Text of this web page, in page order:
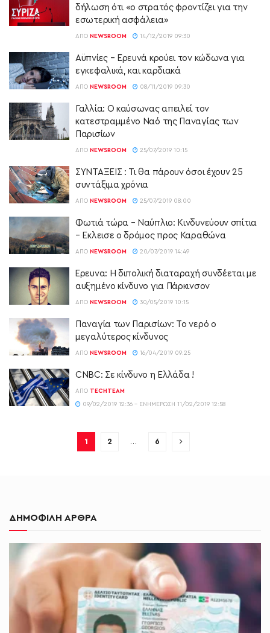
δήλωση ότι «ο στρατός φροντίζει για την
εσωτερική ασφάλεια»
ΑΠΌ NEWSROOM 14/12/2019 09:30
Αϋπνίες – Ερευνά κρούει τον κώδωνα για
εγκεφαλικά, και καρδιακά
ΑΠΌ NEWSROOM 08/11/2019 09:30
Γαλλία: Ο καύσωνας απειλεί τον
κατεστραμμένο Ναό της Παναγίας των
Παρισίων
ΑΠΌ NEWSROOM 25/07/2019 10:15
ΣΥΝΤΑΞΕΙΣ : Τι θα πάρουν όσοι έχουν 25
συντάξιμα χρόνια
ΑΠΌ NEWSROOM 25/07/2019 08:00
Φωτιά τώρα – Ναύπλιο: Κινδυνεύουν σπίτια
– Εκλεισε ο δρόμος προς Καραθώνα
ΑΠΌ NEWSROOM 20/07/2019 14:49
Έρευνα: Η διπολική διαταραχή συνδέεται με
αυξημένο κίνδυνο για Πάρκινσον
ΑΠΌ NEWSROOM 30/05/2019 10:15
Παναγία των Παρισίων: Το νερό ο
μεγαλύτερος κίνδυνος
ΑΠΌ NEWSROOM 16/04/2019 09:25
CNBC: Σε κίνδυνο η Ελλάδα !
ΑΠΌ TECHTEAM
09/02/2019 12:36 - ΕΝΗΜΈΡΩΣΗ 11/02/2019 12:58
1 2 … 6
ΔΗΜΟΦΙΛΗ ΑΡΘΡΑ